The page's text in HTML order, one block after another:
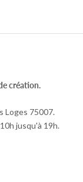
création.
Loges 75007.
jusqu'à 19h.